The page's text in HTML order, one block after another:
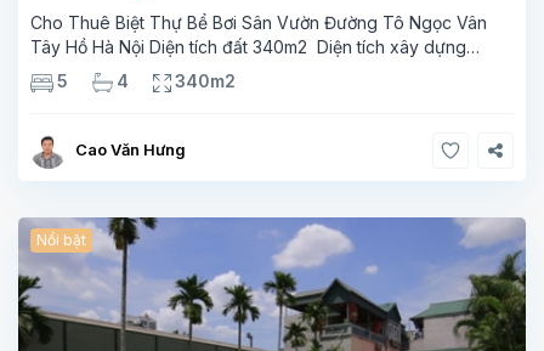
Cho Thuê Biệt Thự Bể Bơi Sân Vườn Đường Tô Ngọc Vân
Tây Hồ Hà Nội Diện tích đất 340m2 Diện tích xây dựng
110m2 Xây 3 tầng, 5 phòng ngủ 4 phòng tắm Tầng 1, ,
phòng khách , phòng bếp-1wc Tầng 2, 3
5 4 340m2
Cao Văn Hưng
Nổi bật